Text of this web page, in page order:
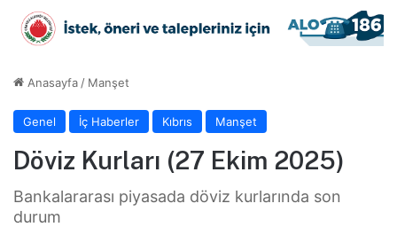
Anasayfa / Manşet
Genel İç Haberler Kıbrıs Manşet
Döviz Kurları (27 Ekim 2025)
Bankalararası piyasada döviz kurlarında son
durum